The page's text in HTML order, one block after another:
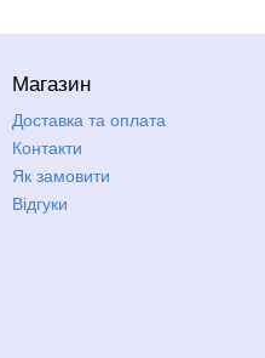
Магазин
Доставка та оплата
Контакти
Як замовити
Відгуки